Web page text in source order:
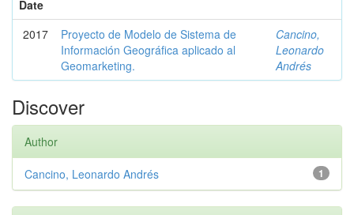
Date
2017
Proyecto de Modelo de Sistema de
Información Geográfica aplicado al
Geomarketing.
Cancino,
Leonardo
Andrés
Discover
Author
1
Cancino, Leonardo Andrés